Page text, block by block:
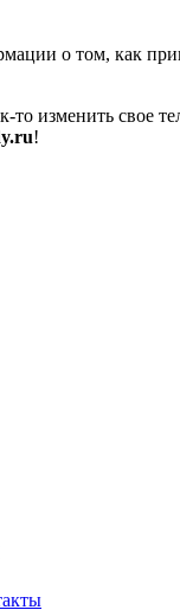
о том, как
то изменить свое
!